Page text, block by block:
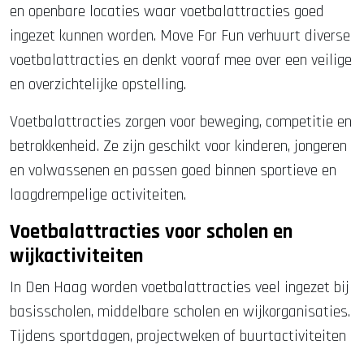
en openbare locaties waar voetbalattracties goed
ingezet kunnen worden. Move For Fun verhuurt diverse
voetbalattracties en denkt vooraf mee over een veilige
en overzichtelijke opstelling.
Voetbalattracties zorgen voor beweging, competitie en
betrokkenheid. Ze zijn geschikt voor kinderen, jongeren
en volwassenen en passen goed binnen sportieve en
laagdrempelige activiteiten.
Voetbalattracties voor scholen en
wijkactiviteiten
In Den Haag worden voetbalattracties veel ingezet bij
basisscholen, middelbare scholen en wijkorganisaties.
Tijdens sportdagen, projectweken of buurtactiviteiten